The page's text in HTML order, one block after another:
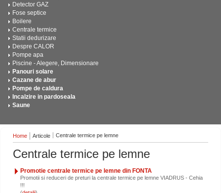
Detector GAZ
Fose septice
Boilere
Centrale termice
Statii dedurizare
Despre CALOR
Pompe apa
Piscine - Alegere, Dimensionare
Panouri solare
Cazane de abur
Pompe de caldura
Incalzire in pardoseala
Saune
Home Articole Centrale termice pe lemne
Centrale termice pe lemne
Promotie centrale termice pe lemne din FONTA
Promotii si reduceri de preturi la centrale termice pe lemne VIADRUS - Cehia
!!!